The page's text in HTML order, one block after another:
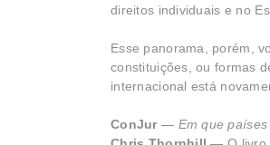
direitos individuais e no
Esse panorama, porém,
constituições, ou formas
internacional está
ConJur— Em que